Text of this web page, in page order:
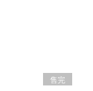
售完